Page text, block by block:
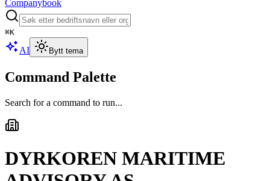
Companybook
⌘K
AI Bytt tema
Command Palette
Search for a command to run...
DYRKOREN MARITIME